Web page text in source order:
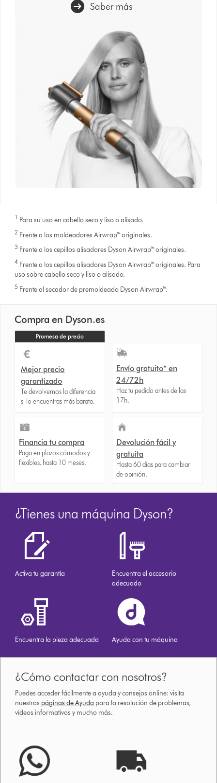
Saber más
1 Para su uso en cabello seco y liso o alisado.
2 Frente a los moldeadores Airwrap™ originales.
3 Frente a los cepillos alisadores Dyson Airwrap™ originales.
4 Frente a los cepillos alisadores Dyson Airwrap™ originales. Para
uso sobre cabello seco y liso o alisado.
5 Frente al secador de premoldeado Dyson Airwrap™.
Compra en Dyson.es
Promesa de precio
Mejor precio
garantizado
Te devolvemos la diferencia
si lo encuentras más barato.
Envío gratuito* en
24/72h
Haz tu pedido antes de las
17h.
Financia tu compra
Paga en plazos cómodos y
flexibles, hasta 10 meses.
Devolución fácil y
gratuita
Hasta 60 días para cambiar
de opinión.
¿Tienes una máquina Dyson?
Activa tu garantía
Encuentra el accesorio
adecuado
Encuentra la pieza adecuada Ayuda con tu máquina
¿Cómo contactar con nosotros?
Puedes acceder fácilmente a ayuda y consejos online: visita
nuestras páginas de Ayuda para la resolución de problemas,
vídeos informativos y mucho más.